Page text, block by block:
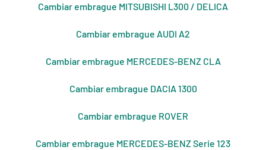
Cambiar embrague MITSUBISHI L300 / DELICA
Cambiar embrague AUDI A2
Cambiar embrague MERCEDES-BENZ CLA
Cambiar embrague DACIA 1300
Cambiar embrague ROVER
Cambiar embrague MERCEDES-BENZ Serie 123